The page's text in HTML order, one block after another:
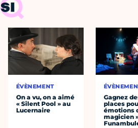
ÉVÈNEMENT
On a vu, on a aimé
« Silent Pool » au
Lucernaire
Gagnez
places
émotions
magicien